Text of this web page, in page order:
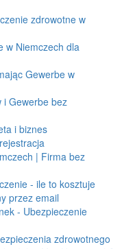
zdrowotne w
w Niemczech dla
Gewerbe w
i Gewerbe bez
i biznes
| Firma bez
- ile to kosztuje
przez email
- Ubezpieczenie
zdrowotnego